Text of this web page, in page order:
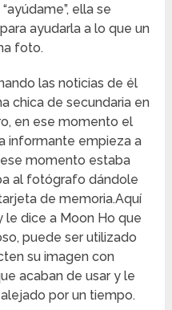
ella se
ayudarla a lo que un
foto.
las noticias de él
chica de secundaria en
en ese momento el
informante empieza a
momento estaba
al fotógrafo dándole
de memoria.Aquí
le dice a Moon Ho que
puede ser utilizado
su imagen con
acaban de usar y le
por un tiempo.